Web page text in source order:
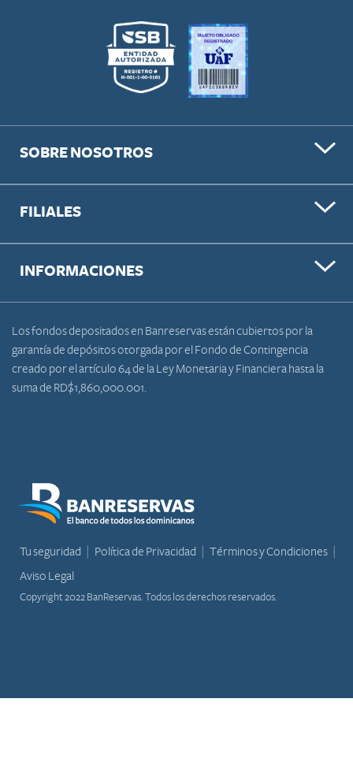
SOBRE NOSOTROS
FILIALES
INFORMACIONES
Los fondos depositados en Banreservas están cubiertos por la
garantía de depósitos otorgada por el Fondo de Contingencia
creado por el artículo 64 de la Ley Monetaria y Financiera hasta la
suma de RD$1,860,000.001.
Tu seguridad Política de Privacidad
Términos y Condiciones
Aviso Legal
Copyright 2022 BanReservas. Todos los derechos reservados.